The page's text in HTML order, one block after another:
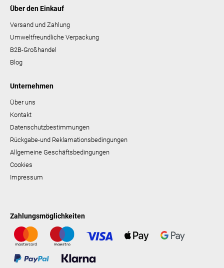
Über den Einkauf
Versand und Zahlung
Umweltfreundliche Verpackung
B2B-Großhandel
Blog
Unternehmen
Über uns
Kontakt
Datenschutzbestimmungen
Rückgabe-und Reklamationsbedingungen
Allgemeine Geschäftsbedingungen
Cookies
Impressum
Zahlungsmöglichkeiten